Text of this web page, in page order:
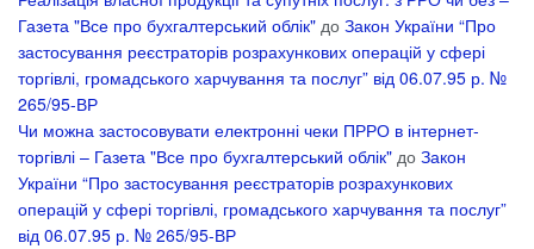
Газета "Все про бухгалтерський облік" до Закон України “Про
застосування реєстраторів розрахункових операцій у сфері
торгівлі, громадського харчування та послуг” від 06.07.95 р. №
265/95-ВР
Чи можна застосовувати електронні чеки ПРРО в інтернет-
торгівлі – Газета "Все про бухгалтерський облік" до Закон
України “Про застосування реєстраторів розрахункових
операцій у сфері торгівлі, громадського харчування та послуг”
від 06.07.95 р. № 265/95-ВР